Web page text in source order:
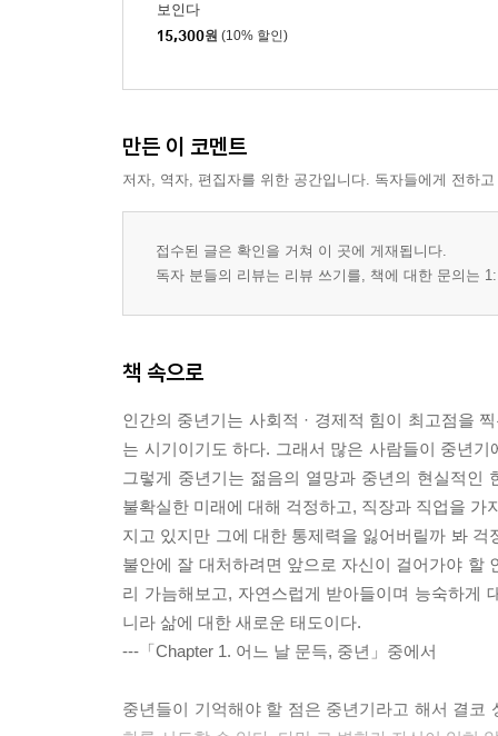
보인다
15,300원 (10% 할인)
만든 이 코멘트
저자, 역자, 편집자를 위한 공간입니다. 독자들에게 전하
접수된 글은 확인을 거쳐 이 곳에 게재됩니다.
독자 분들의 리뷰는 리뷰 쓰기를, 책에 대한 문의는
책 속으로
인간의 중년기는 사회적 · 경제적 힘이 최고점을
는 시기이기도 하다. 그래서 많은 사람들이 중년
그렇게 중년기는 젊음의 열망과 중년의 현실적인
불확실한 미래에 대해 걱정하고, 직장과 직업을
지고 있지만 그에 대한 통제력을 잃어버릴까 봐
불안에 잘 대처하려면 앞으로 자신이 걸어가야 할
리 가늠해보고, 자연스럽게 받아들이며 능숙하게
니라 삶에 대한 새로운 태도이다.
---「Chapter 1. 어느 날 문득, 중년」중에서
중년들이 기억해야 할 점은 중년기라고 해서 결